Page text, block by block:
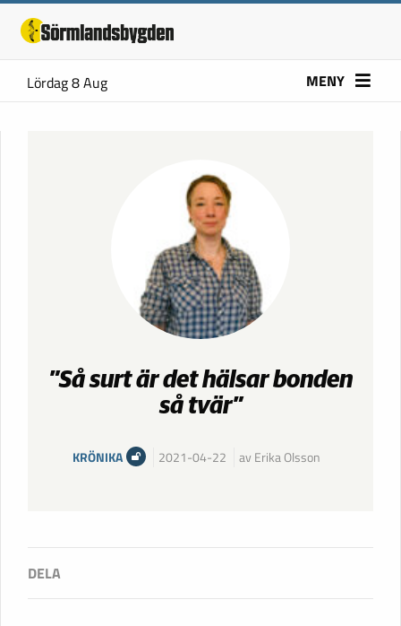
Lördag 8 Aug MENY
”Så surt är det hälsar bonden
så tvär”
KRÖNIKA 2021-04-22 av Erika Olsson